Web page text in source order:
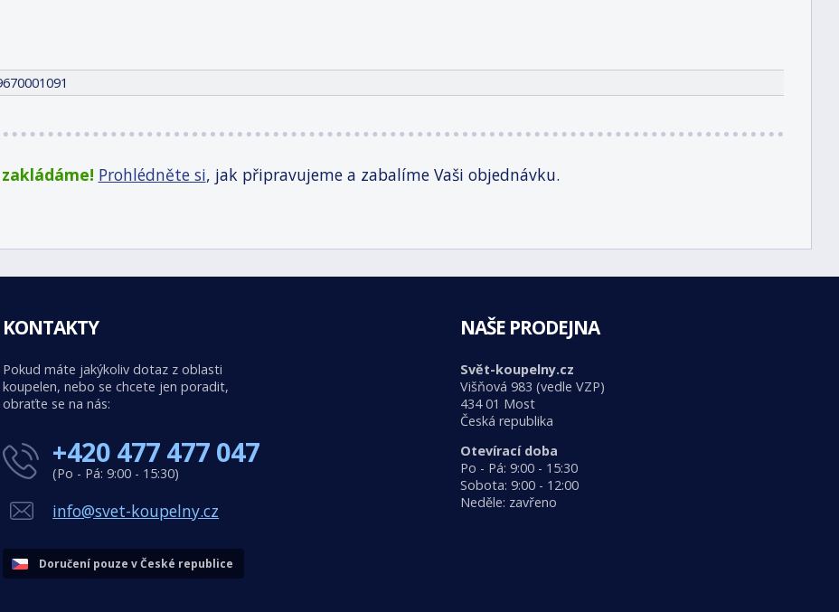
Prohlédněte si, jak připravujeme a zabalíme Vaši objednávku.
KONTAKTY
Pokud máte jakýkoliv dotaz z oblasti
koupelen, nebo se chcete jen poradit,
obraťte se na nás:
+420 477 477 047
(Po - Pá: 9:00 - 15:30)
info@svet-koupelny.cz
Doručení pouze v České republice
NAŠE PRODEJNA
Svět-koupelny.cz
Višňová 983 (vedle VZP)
434 01 Most
Česká republika
Otevírací doba
Po - Pá: 9:00 - 15:30
Sobota: 9:00 - 12:00
Neděle: zavřeno